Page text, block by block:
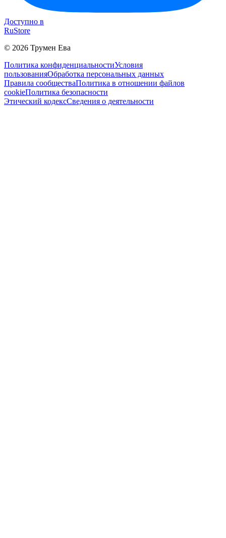
Доступно в
RuStore
© 2026 Трумен Ева
Политика конфиденциальностиУсловия
пользованияОбработка персональных данных
Правила сообществаПолитика в отношении файлов
cookieПолитика безопасности
Этический кодексСведения о деятельности